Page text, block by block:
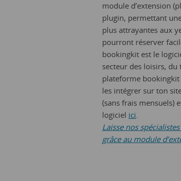
module d’extension
plugin, permettant
plus attrayantes aux
pourront réserver
bookingkit est le
secteur des loisirs,
plateforme
les intégrer sur ton
(sans frais mensuels)
logiciel ici.
Laisse nos
grâce au module